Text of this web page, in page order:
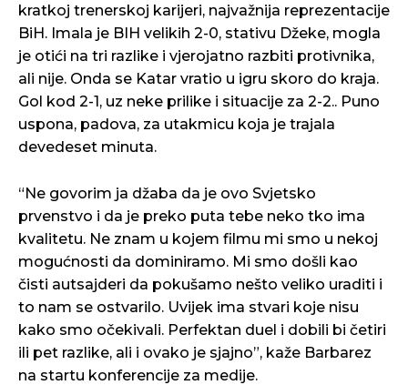
kratkoj trenerskoj karijeri, najvažnija reprezentacije
BiH. Imala je BIH velikih 2-0, stativu Džeke, mogla
je otići na tri razlike i vjerojatno razbiti protivnika,
ali nije. Onda se Katar vratio u igru skoro do kraja.
Gol kod 2-1, uz neke prilike i situacije za 2-2.. Puno
uspona, padova, za utakmicu koja je trajala
devedeset minuta.
“Ne govorim ja džaba da je ovo Svjetsko
prvenstvo i da je preko puta tebe neko tko ima
kvalitetu. Ne znam u kojem filmu mi smo u nekoj
mogućnosti da dominiramo. Mi smo došli kao
čisti autsajderi da pokušamo nešto veliko uraditi i
to nam se ostvarilo. Uvijek ima stvari koje nisu
kako smo očekivali. Perfektan duel i dobili bi četiri
ili pet razlike, ali i ovako je sjajno”, kaže Barbarez
na startu konferencije za medije.